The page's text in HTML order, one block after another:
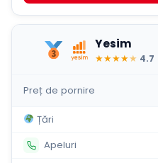
Yesim
★★★★★ 4.7
Preț de pornire
Țări
Apeluri